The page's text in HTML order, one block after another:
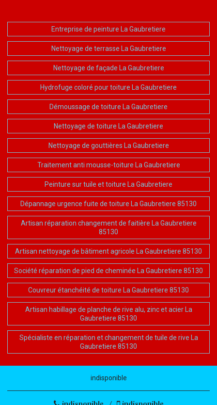
Entreprise de peinture La Gaubretiere
Nettoyage de terrasse La Gaubretiere
Nettoyage de façade La Gaubretiere
Hydrofuge coloré pour toiture La Gaubretiere
Démoussage de toiture La Gaubretiere
Nettoyage de toiture La Gaubretiere
Nettoyage de gouttières La Gaubretiere
Traitement anti mousse-toiture La Gaubretiere
Peinture sur tuile et toiture La Gaubretiere
Dépannage urgence fuite de toiture La Gaubretiere 85130
Artisan réparation changement de faitière La Gaubretiere
85130
Artisan nettoyage de bâtiment agricole La Gaubretiere 85130
Société réparation de pied de cheminée La Gaubretiere 85130
Couvreur étanchéité de toiture La Gaubretiere 85130
Artisan habillage de planche de rive alu, zinc et acier La
Gaubretiere 85130
Spécialiste en réparation et changement de tuile de rive La
Gaubretiere 85130
indisponible